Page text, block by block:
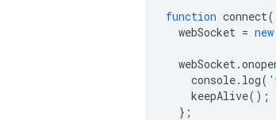
function connect
webSocket = new
webSocket.
console. log(
keepAlive();
};